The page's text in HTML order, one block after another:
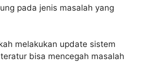
pada jenis masalah yang
melakukan update sistem
bisa mencegah masalah